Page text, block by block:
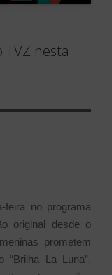
nesta
feira no programa
original desde o
prometem
“Brilha La Luna”,